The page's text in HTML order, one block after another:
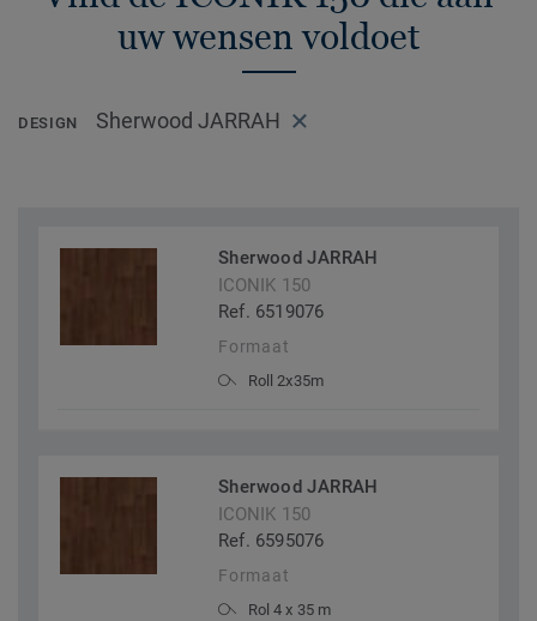
uw wensen voldoet
DESIGN Sherwood JARRAH
Sherwood JARRAH
ICONIK 150
Ref. 6519076
Formaat
Roll 2x35m
Sherwood JARRAH
ICONIK 150
Ref. 6595076
Formaat
Rol 4 x 35 m